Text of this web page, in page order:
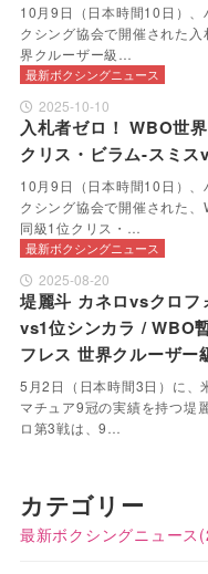
10月9日（日本時間10日）
クシング協会で開催された
界クルーザー級…
最新ボクシングニュース
2025-10-10
入札者ゼロ！ WBO世
クリス・ビラム-スミ
10月9日（日本時間10日）
クシング協会で開催された、
同級1位クリス・…
最新ボクシングニュース
2025-08-20
堤麗斗 カネロvsクロ
vs1位シンカラ / WBO
フレス 世界クルーザー
5月2日（日本時間3日）に、
マチュア9冠の実績を持つ堤
ロ第3戦は、9…
カテゴリー
最新ボクシングニュース